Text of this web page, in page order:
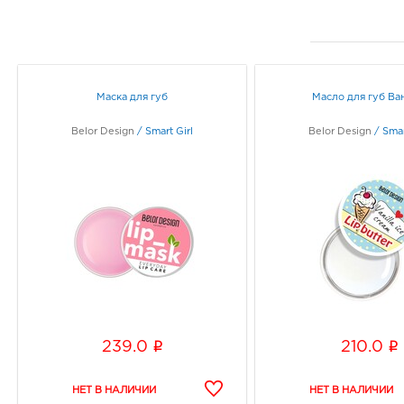
Маска для губ
Belor Design / Smart Girl
239.0 i
Масло для губ
Belor Design /
210.0 i